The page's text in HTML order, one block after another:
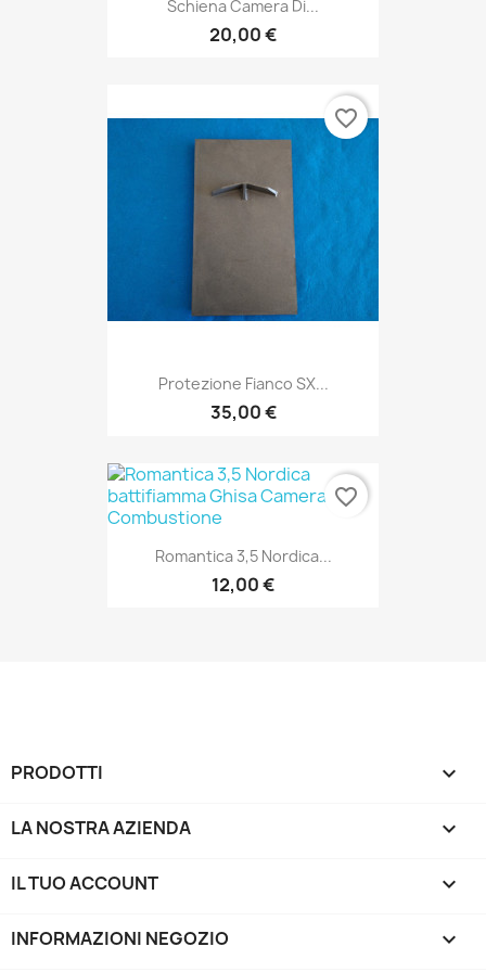
Schiena Camera Di...
20,00 €
Protezione Fianco SX...
35,00 €
favorite_border
Romantica 3,5 Nordica...
12,00 €
favorite_border
PRODOTTI 
LA NOSTRA AZIENDA 
IL TUO ACCOUNT 
INFORMAZIONI NEGOZIO keyboard_arrow_down